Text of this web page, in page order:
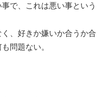
で、これは悪い事という
、好きか嫌いか合うか合
問題ない。